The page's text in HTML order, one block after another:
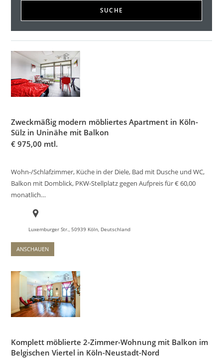
SUCHE
Zweckmäßig modern möbliertes Apartment in Köln-
Sülz in Uninähe mit Balkon
€ 975,00 mtl.
Wohn-/Schlafzimmer, Küche in der Diele, Bad mit Dusche und WC,
Balkon mit Domblick, PKW-Stellplatz gegen Aufpreis für € 60,00
monatlich…
Luxemburger Str., 50939 Köln, Deutschland
ANSCHAUEN
Komplett möblierte 2-Zimmer-Wohnung mit Balkon im
Belgischen Viertel in Köln-Neustadt-Nord